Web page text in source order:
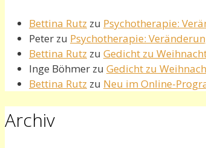
Bettina Rutz zu Psychotherapie:
Peter zu Psychotherapie:
Bettina Rutz zu Gedicht zu
Inge Böhmer zu Gedicht zu
Bettina Rutz zu Neu im Online-
Archiv